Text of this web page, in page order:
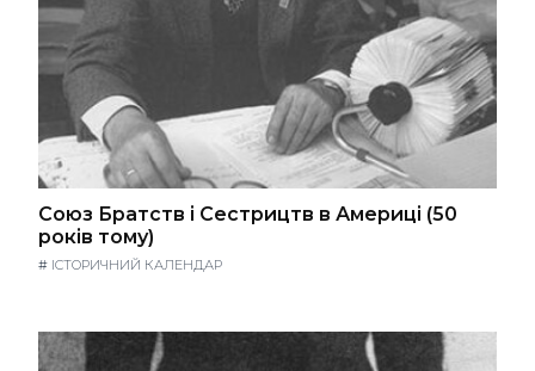
Союз Братств і Сестрицтв в Америці (50
років тому)
# ІСТОРИЧНИЙ КАЛЕНДАР